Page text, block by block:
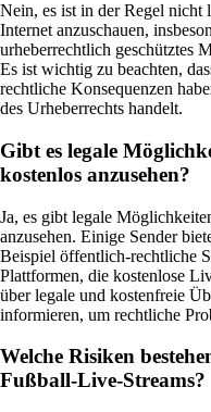
Nein, es ist in der Regel nicht
Internet anzuschauen,
urheberrechtlich geschütztes
Es ist wichtig zu beachten,
rechtliche Konsequenzen
des Urheberrechts handelt.
Gibt es legale
kostenlos anzusehen?
Ja, es gibt legale
anzusehen. Einige Sender
Beispiel öffentlich-rechtliche
Plattformen, die kostenlose
über legale und kostenfreie
informieren, um rechtliche
Welche Risiken
Fußball-Live-Streams?